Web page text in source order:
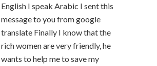
English I speak Arabic I sent this
message to you from google
translate Finally I know that the
rich women are very friendly, he
wants to help me to save my